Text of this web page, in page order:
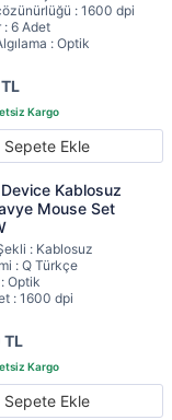
: 1600 dpi
: 6 Adet
: Optik
Sepete Ekle
Kablosuz
Mouse Set
: Kablosuz
: Q Türkçe
: Optik
: 1600 dpi
Sepete Ekle